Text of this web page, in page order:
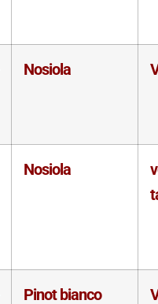
Nosiola
Nosiola
Pinot bianco